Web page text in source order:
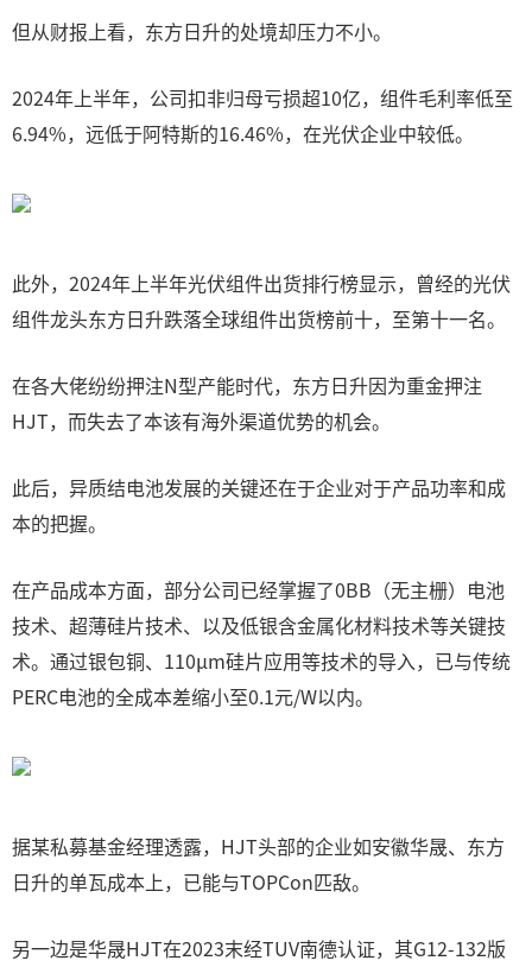
但从财报上看，东方日升的处境却压力不小。
2024年上半年，公司扣非归母亏损超10亿，组件毛利率低至
6.94%，远低于阿特斯的16.46%，在光伏企业中较低。
此外，2024年上半年光伏组件出货排行榜显示，曾经的光伏
组件龙头东方日升跌落全球组件出货榜前十，至第十一名。
在各大佬纷纷押注N型产能时代，东方日升因为重金押注
HJT，而失去了本该有海外渠道优势的机会。
此后，异质结电池发展的关键还在于企业对于产品功率和成
本的把握。
在产品成本方面，部分公司已经掌握了0BB（无主栅）电池
技术、超薄硅片技术、以及低银含金属化材料技术等关键技
术。通过银包铜、110μm硅片应用等技术的导入，已与传统
PERC电池的全成本差缩小至0.1元/W以内。
据某私募基金经理透露，HJT头部的企业如安徽华晟、东方
日升的单瓦成本上，已能与TOPCon匹敌。
另一边是华晟HJT在2023末经TUV南德认证，其G12-132版